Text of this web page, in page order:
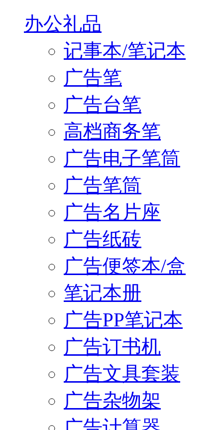
办公礼品
记事本/笔记本
广告笔
广告台笔
高档商务笔
广告电子笔筒
广告笔筒
广告名片座
广告纸砖
广告便签本/盒
笔记本册
广告PP笔记本
广告订书机
广告文具套装
广告杂物架